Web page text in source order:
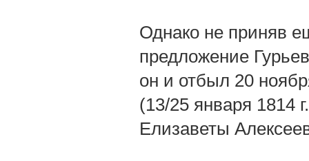
Однако не приняв
предложение
он и отбыл 20
(13/25 января 1814
Елизаветы